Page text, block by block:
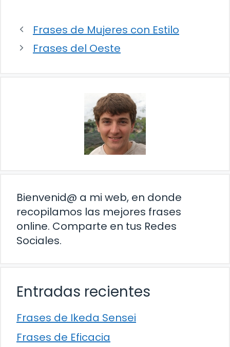
Frases de Mujeres con Estilo
Frases del Oeste
Bienvenid@ a mi web, en donde
recopilamos las mejores frases
online. Comparte en tus Redes
Sociales.
Entradas recientes
Frases de Ikeda Sensei
Frases de Eficacia